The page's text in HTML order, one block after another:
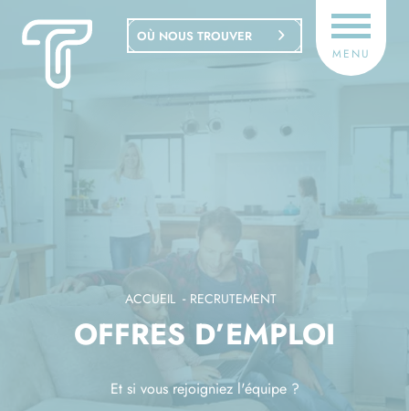
OÙ NOUS TROUVER
MENU
ACCUEIL RECRUTEMENT
OFFRES D’EMPLOI
Et si vous rejoigniez l'équipe ?